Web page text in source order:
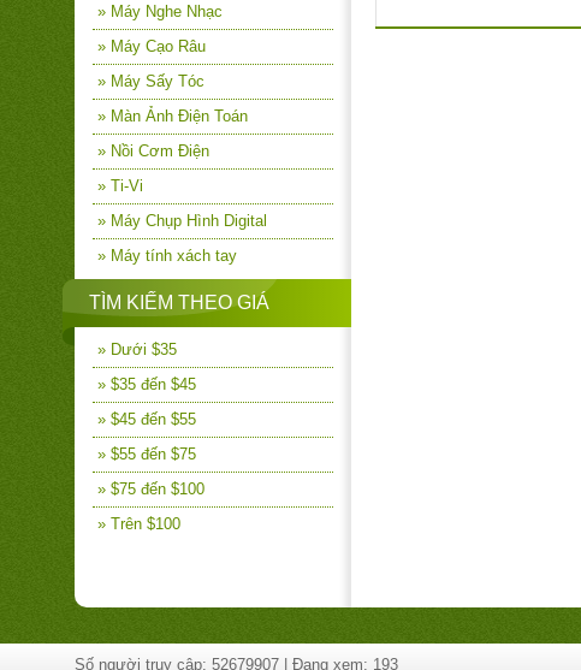
» Máy Nghe Nhạc
» Máy Cạo Râu
» Máy Sấy Tóc
» Màn Ảnh Điện Toán
» Nồi Cơm Điện
» Ti-Vi
» Máy Chụp Hình Digital
» Máy tính xách tay
TÌM KIẾM THEO GIÁ
» Dưới $35
» $35 đến $45
» $45 đến $55
» $55 đến $75
» $75 đến $100
» Trên $100
Số người truy cập: 52679907 | Đang xem: 193